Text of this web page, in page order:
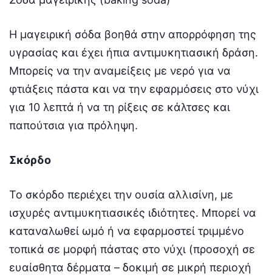
Η μαγειρική σόδα βοηθά στην απορρόφηση της
υγρασίας και έχει ήπια αντιμυκητιασική δράση.
Μπορείς να την αναμείξεις με νερό για να
φτιάξεις πάστα και να την εφαρμόσεις στο νύχι
για 10 λεπτά ή να τη ρίξεις σε κάλτσες και
παπούτσια για πρόληψη.
Σκόρδο
Το σκόρδο περιέχει την ουσία αλλισίνη, με
ισχυρές αντιμυκητιασικές ιδιότητες. Μπορεί να
καταναλωθεί ωμό ή να εφαρμοστεί τριμμένο
τοπικά σε μορφή πάστας στο νύχι (προσοχή σε
ευαίσθητα δέρματα – δοκιμή σε μικρή περιοχή